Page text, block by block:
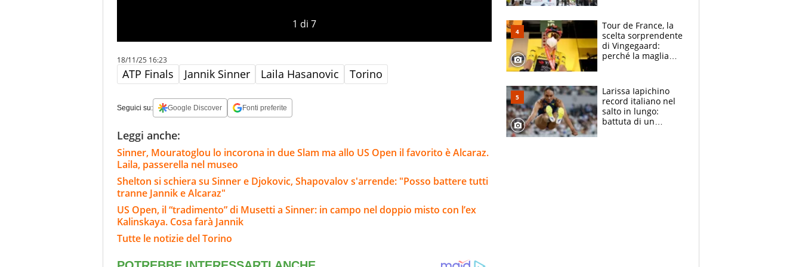
1 di 7
18/11/25 16:23
ATP Finals Jannik Sinner Laila Hasanovic Torino
Seguici su: Google Discover Fonti preferite
Leggi anche:
Sinner, Mouratoglou lo incorona in due Slam ma allo US Open il favorito è Alcaraz.
Laila, passerella nel museo
Shelton si schiera su Sinner e Djokovic, Shapovalov s'arrende: "Posso battere tutti
tranne Jannik e Alcaraz"
US Open, il “tradimento” di Musetti a Sinner: in campo nel doppio misto con l’ex
Kalinskaya. Cosa farà Jannik
Tutte le notizie del Torino
compagni
Tour de France, la
scelta sorprendente
di Vingegaard:
perché la maglia
rischio da evitare
Larissa Iapichino
record italiano nel
salto in lungo:
battuta di un